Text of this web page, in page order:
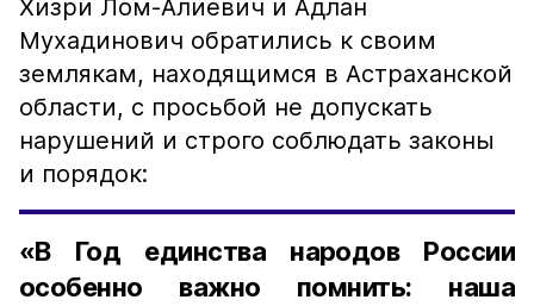
Хизри Лом-Алиевич и Адлан
Мухадинович обратились к своим
землякам, находящимся в Астраханской
области, с просьбой не допускать
нарушений и строго соблюдать законы
и порядок:
«В Год единства народов России
особенно важно помнить: наша